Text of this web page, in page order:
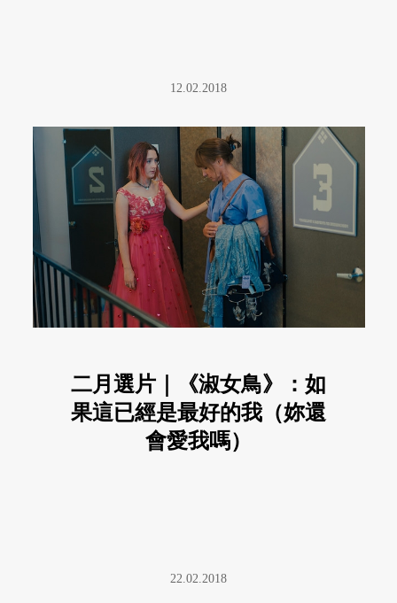
12.02.2018
二月選片｜《淑女鳥》：如
果這已經是最好的我（妳還
會愛我嗎）
22.02.2018